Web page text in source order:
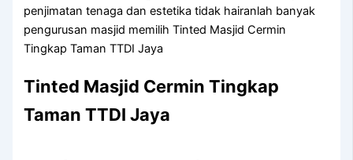
penjimatan tenaga dan estetika tidak hairanlah banyak
pengurusan masjid memilih Tinted Masjid Cermin
Tingkap Taman TTDI Jaya
Tinted Masjid Cermin Tingkap
Taman TTDI Jaya